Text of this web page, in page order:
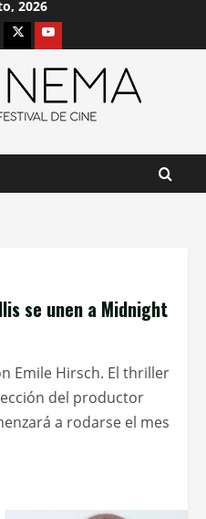
2026
X Youtube
se unen a Midnight
Emile Hirsch. El thriller
del productor
a rodarse el mes